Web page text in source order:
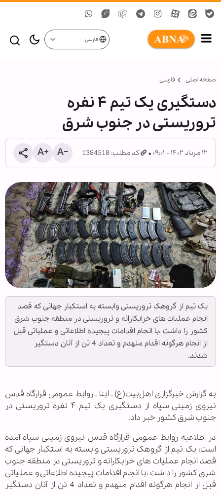
فارسی
صفحه اصلی فارسی
دستگیری یک تیم ۴ نفره
تروریستی در جنوب شرق
۱۲ مرداد ۱۴۰۲ - ۰۹:۰۱ کد مطلب: 1384518
یک تیم از گروهک تروریستی وابسته به استکبار جهانی که قصد
انجام عملیات های خرابکارانه و تروریستی در منطقه جنوب شرق
کشور را داشت ،با انجام اقدامات پیچیده اطلاعاتی و عملیاتی قبل
از انجام هرگونه اقدام منهدم و تعداد 4 تن از آنان دستگیر
شدند.
به گزارش خبرگزاری اهل‌بیت(ع) ـ ابنا ـ روابط عمومی قرارگاه قدس
نیروی زمینی سپاه از دستگیری یک تیم ۴ نفره تروریستی در
جنوب شرق کشور خبر داد.
در اطلاعیه روابط عمومی قرارگاه قدس نیروی زمینی سپاه آمده
است: یک تیم از گروهک تروریستی وابسته به استکبار جهانی که
قصد انجام عملیات های خرابکارانه و تروریستی در منطقه جنوب
شرق کشور را داشت ،با انجام اقدامات پیچیده اطلاعاتی و عملیاتی
قبل از انجام هرگونه اقدام منهدم و تعداد 4 تن از آنان دستگیر